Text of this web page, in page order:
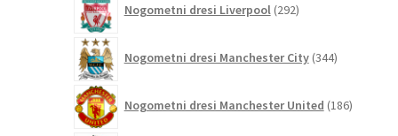
Nogometni dresi Liverpool 292izdelkov
Nogometni dresi Manchester City 344izdelkov
Nogometni dresi Manchester United 186izdelkov